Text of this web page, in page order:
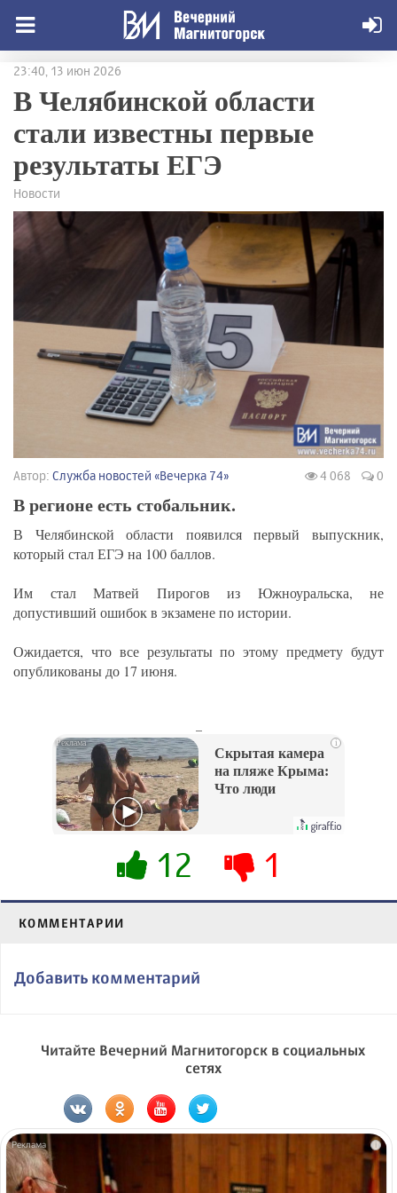
23:40, 13 июн 2026
В Челябинской области
стали известны первые
результаты ЕГЭ
Новости
Автор: Служба новостей «Вечерка 74» 4 068 0
В регионе есть стобальник.
В Челябинской области появился первый выпускник,
который стал ЕГЭ на 100 баллов.
Им стал Матвей Пирогов из Южноуральска, не
допустивший ошибок в экзамене по истории.
Ожидается, что все результаты по этому предмету будут
опубликованы до 17 июня.
i
Скрытая камера
на пляже Крыма:
Что люди
их не видят...
12 1
КОММЕНТАРИИ
Добавить комментарий
Читайте Вечерний Магнитогорск в социальных
сетях
i